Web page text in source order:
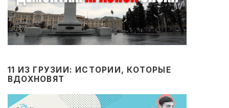
11 ИЗ ГРУЗИИ: ИСТОРИИ, КОТОРЫЕ
ВДОХНОВЯТ